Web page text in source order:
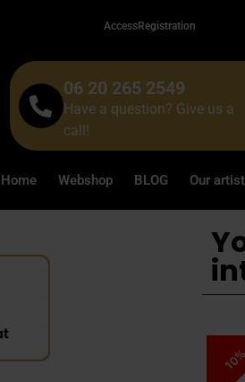
AccessRegistration
06 20 265 2549
Have a question? Give us a
call!
Home Webshop BLOG Our
10%